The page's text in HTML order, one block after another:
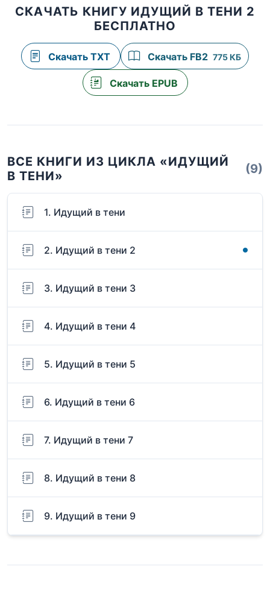
СКАЧАТЬ КНИГУ ИДУЩИЙ В ТЕНИ 2
БЕСПЛАТНО
Скачать TXT Скачать FB2 775 КБ
Скачать EPUB
ВСЕ КНИГИ ИЗ ЦИКЛА «ИДУЩИЙ
В ТЕНИ»
(9)
1. Идущий в тени
2. Идущий в тени 2
3. Идущий в тени 3
4. Идущий в тени 4
5. Идущий в тени 5
6. Идущий в тени 6
7. Идущий в тени 7
8. Идущий в тени 8
9. Идущий в тени 9